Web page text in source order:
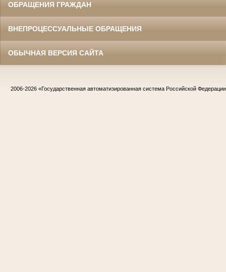
ОБРАЩЕНИЯ ГРАЖДАН
ВНЕПРОЦЕССУАЛЬНЫЕ ОБРАЩЕНИЯ
ОБЫЧНАЯ ВЕРСИЯ САЙТА
2006-2026 «Государственная автоматизированная система Российской